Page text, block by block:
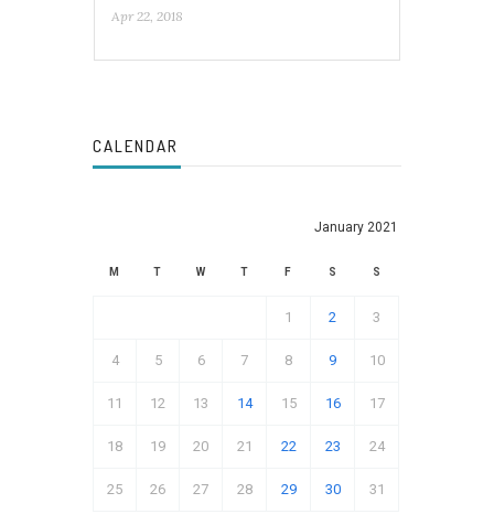
Apr 22, 2018
CALENDAR
January 2021
M T W T F S S
1 2 3
4 5 6 7 8 9 10
11 12 13 14 15 16 17
18 19 20 21 22 23 24
25 26 27 28 29 30 31